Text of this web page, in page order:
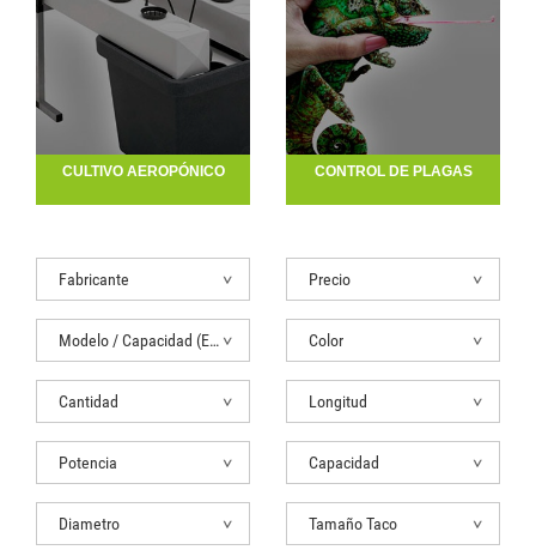
CULTIVO AEROPÓNICO CONTROL DE PLAGAS
Fabricante Precio
Modelo / Capacidad (Extractor) Color
Cantidad Longitud
Potencia Capacidad
Diametro Tamaño Taco